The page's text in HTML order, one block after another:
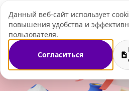
Данный веб-сайт использует
повышения удобства и
пользователя.
Согласиться